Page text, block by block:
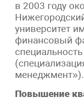
в 2003 году
университет
финансовый
менеджмент»).
Повышение